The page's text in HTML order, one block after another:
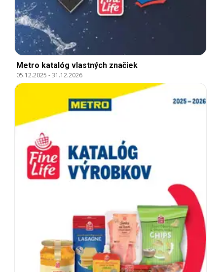
Metro katalóg vlastných značiek
05.12.2025 -31.12.2026